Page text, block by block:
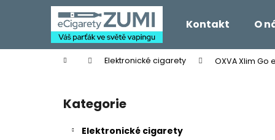
Kontakt O
Domů Elektronické cigarety OXVA Xlim Go
Přeskočit
kategorie
Kategorie
Elektronické cigarety
í
Zpět
do
Zpět
do